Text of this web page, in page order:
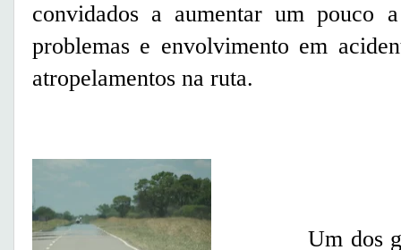
convidados a aumentar um pouco
problemas e envolvimento em
atropelamentos na ruta.
Um dos